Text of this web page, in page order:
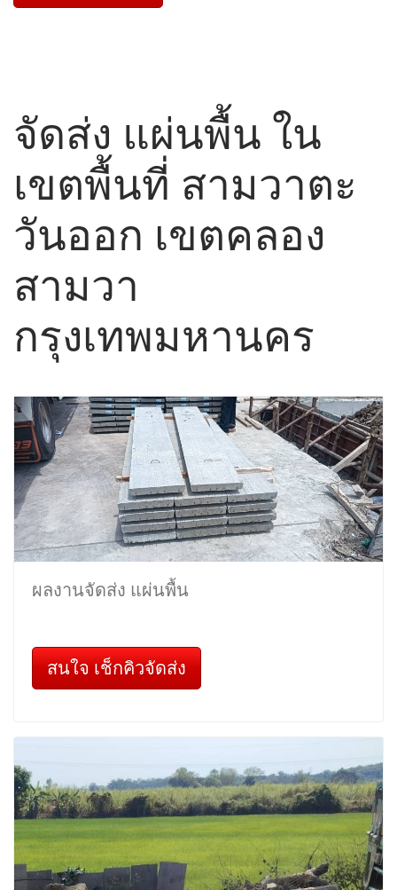
จัดส่ง แผ่นพื้น ใน
เขตพื้นที่ สามวาตะ
วันออก เขตคลอง
สามวา
กรุงเทพมหานคร
ผลงานจัดส่ง แผ่นพื้น
สนใจ เช็กคิวจัดส่ง